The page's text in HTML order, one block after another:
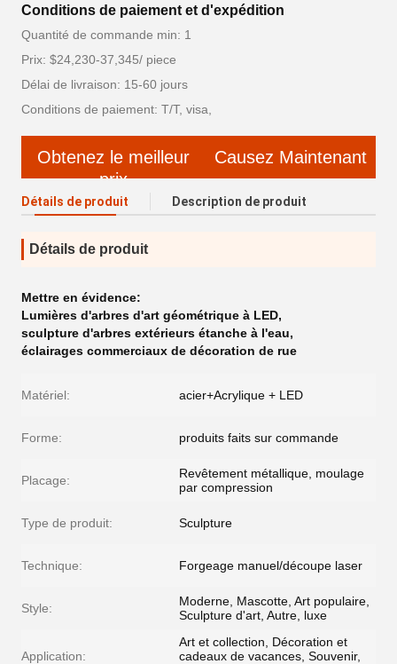
Conditions de paiement et d'expédition
Quantité de commande min: 1
Prix: $24,230-37,345/ piece
Délai de livraison: 15-60 jours
Conditions de paiement: T/T, visa,
Obtenez le meilleur
prix
Causez Maintenant
Détails de produit Description de produit
Détails de produit
Mettre en évidence:
Lumières d'arbres d'art géométrique à LED,
sculpture d'arbres extérieurs étanche à l'eau,
éclairages commerciaux de décoration de rue
Matériel: acier+Acrylique + LED
Forme: produits faits sur commande
Placage:
Revêtement métallique, moulage
par compression
Type de produit: Sculpture
Technique: Forgeage manuel/découpe laser
Style:
Moderne, Mascotte, Art populaire,
Sculpture d'art, Autre, luxe
Application:
Art et collection, Décoration et
cadeaux de vacances, Souvenir,